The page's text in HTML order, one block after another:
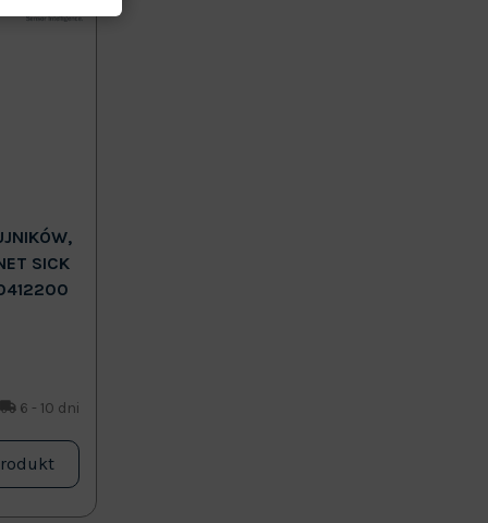
SICK
6 - 10 dni